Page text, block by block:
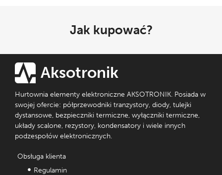
Jak kupować?
Aksotronik
Hurtownia elementy elektroniczne AKSOTRONIK. Posiada w
swojej ofercie: półprzewodniki tranzystory, diody, tulejki
dystansowe, bezpieczniki termiczne, wyłączniki termiczne,
układy scalone, rezystory, kondensatory i wiele innych
podzespołów elektronicznych.
Obsługa klienta
Regulamin